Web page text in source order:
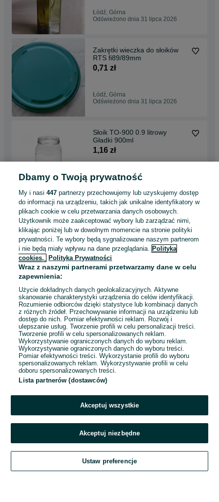
Łódź, Górna
Odświeżono dnia 31 lipca 2026
Zakrętki wieczka do słoików
RTS fi89/89mm
0,71 zł
Łódź, Górna
Odświeżono dnia 31 lipca 2026
Słoik TO-900 0.9 litrowy
Gładki 900ml
1,16 zł
Łódź, Górna
Odświeżono dnia 31 lipca 2026
Zakrętki wieczka do słoików
RTB fi38/38mm / 100 sztuk
24 zł
28,81 zł z Pakietem
Ochronnym
Łódź, Górna
Odświeżono dnia 31 lipca 2026
1 2 3 ... 7
Zadzwoń / SMS
Szukaj Obserwujesz Dodaj Czat Konto
Dbamy o Twoją prywatność
My i nasi447 partnerzy przechowujemy lub uzyskujemy dostęp
do informacji na urządzeniu, takich jak unikalne identyfikatory w
plikach cookie w celu przetwarzania danych osobowych.
Użytkownik może zaakceptować wybory lub zarządzać nimi,
klikając poniżej lub w dowolnym momencie na stronie polityki
prywatności. Te wybory będą sygnalizowane naszym partnerom
i nie będą miały wpływu na dane przeglądania. Polityka
cookies,
Polityka Prywatności
Wraz z naszymi partnerami przetwarzamy dane w celu
zapewnienia:
Użycie dokładnych danych geolokalizacyjnych. Aktywne
skanowanie charakterystyki urządzenia do celów identyfikacji.
Rozumienie odbiorców dzięki statystyce lub kombinacji danych
z różnych źródeł. Przechowywanie informacji na urządzeniu lub
dostęp do nich. Pomiar efektywności reklam. Rozwój i
ulepszanie usług. Tworzenie profili w celu personalizacji treści.
Tworzenie profili w celu spersonalizowanych reklam.
Wykorzystywanie ograniczonych danych do wyboru reklam.
Wykorzystywanie ograniczonych danych do wyboru treści.
Pomiar efektywności treści. Wykorzystanie profili do wyboru
spersonalizowanych reklam. Wykorzystywanie profili w celu
doboru spersonalizowanych treści.
Lista partnerów (dostawców)
Akceptuj wszystkie
Akceptuj niezbędne
Ustaw preferencje